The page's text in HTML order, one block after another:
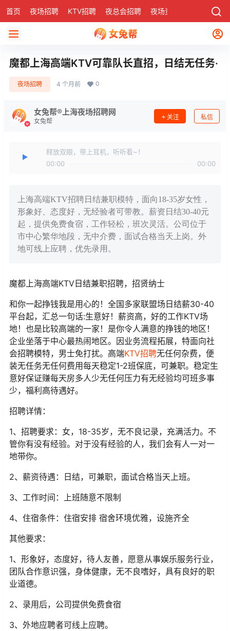
首页 夜场招聘 KTV招聘 夜总会招聘 夜场资讯 社区
魔都上海高端KTV可靠队长直招，日结无任务·
夜场招聘 4 个月前 0
女兔帮®上海夜场招聘网
女兔帮
关注 私信
释放双眼，带上耳机，听听看~！
00:00
00:00
上海高端KTV招聘日结兼职模特，面向18-35岁女性，
形象好、态度好，无经验者可带教。薪资日结30-40元
起，提供免费食宿，工作轻松，班次灵活。公司位于
市中心繁华地段，无中介费，面试合格当天上岗。外
地可线上应聘，优先录用。
魔都上海高端KTV日结兼职招聘，招贤纳士
和你一起挣钱我是用心的！全国多家联盟场日结薪30-40
平台起，汇总一句话:生意好！薪资高，好的工作KTV场
地！也是比较高端的一家！是你令人满意的挣钱的地区！
企业坐落于中心最热闹地区。因业务流程拓展，特面向社
会招聘模特，男士免打扰。高端KTV招聘无任何杂费，便
装无任务无任何费用每天稳定1-2班保底，可兼职。稳定生
意好保证赚每天房多人少无任何压力有无经验均可班多事
少，福利高待遇好。
招聘详情：
1、招聘要求：女，18-35岁，无不良记录，充满活力。不
管你有没有经验。对于没有经验的人，我们会有人一对一
地带你。
2、薪资待遇：日结，可兼职，面试合格当天上班。
3、工作时间：上班随意不限制
4、住宿条件：住宿安排 宿舍环境优雅，设施齐全
其他要求：
1、形象好，态度好，待人友善，愿意从事娱乐服务行业，
团队合作意识强，身体健康，无不良嗜好，具有良好的职
业道德。
2、录用后，公司提供免费食宿
3、外地应聘者可线上应聘。